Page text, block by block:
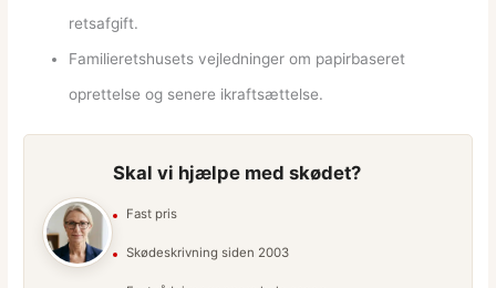
retsafgift.
Familieretshusets vejledninger om papirbaseret
oprettelse og senere ikraftsættelse.
Skal vi hjælpe med skødet?
Fast pris
Skødeskrivning siden 2003